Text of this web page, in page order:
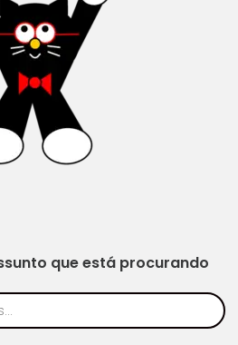
que está procurando